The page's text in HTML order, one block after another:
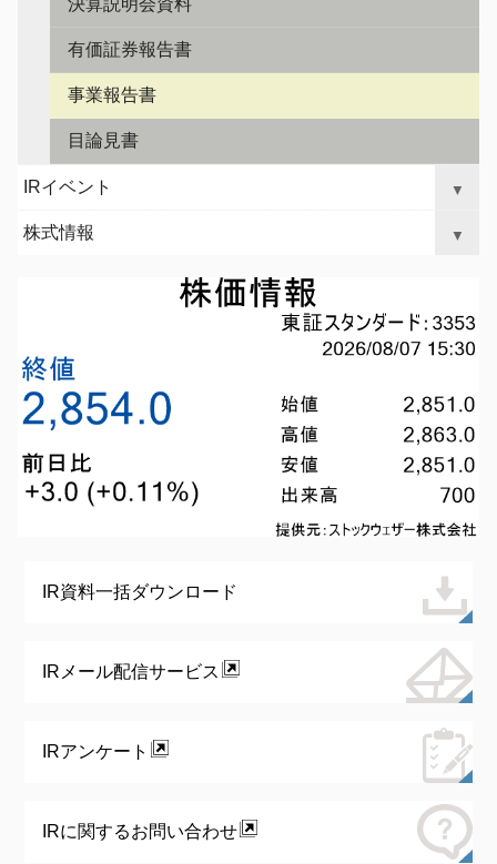
決算説明会資料
有価証券報告書
事業報告書
目論見書
IRイベント ▼
株式情報 ▼
IR資料一括ダウンロード
IRメール配信サービス
IRアンケート
IRに関するお問い合わせ